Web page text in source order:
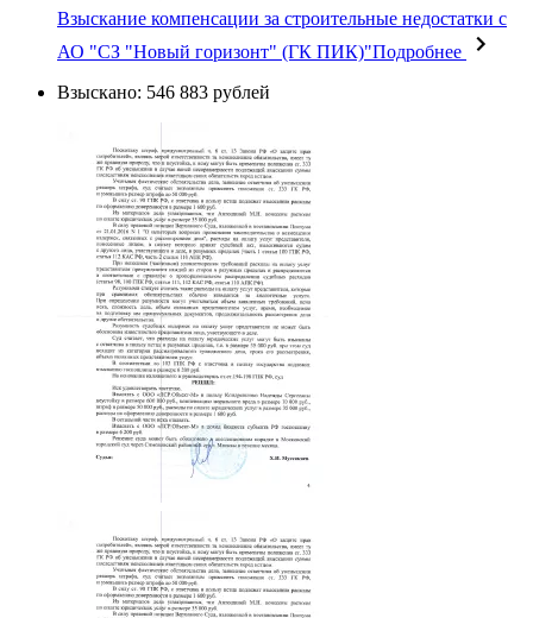
Взыскание компенсации за строительные недостатки с
АО "СЗ "Новый горизонт" (ГК ПИК)"Подробнее
Взыскано: 546 883 рублей